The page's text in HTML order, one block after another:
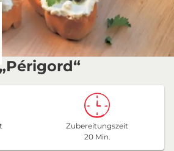
Zubereitungszeit
20 Min.